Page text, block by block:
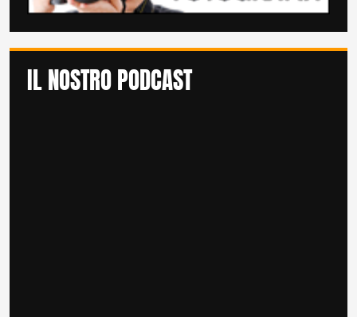
IL NOSTRO PODCAST